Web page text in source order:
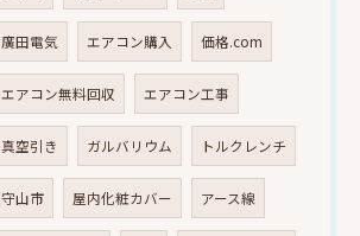
廣田電気 エアコン購入 価格.com
エアコン無料回収 エアコン工事
真空引き ガルバリウム トルクレンチ
守山市 屋内化粧カバー アース線